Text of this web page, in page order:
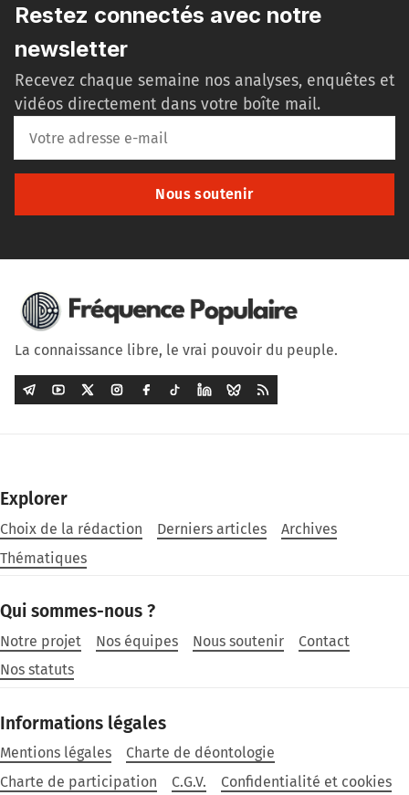
Restez connectés avec notre
newsletter
Recevez chaque semaine nos analyses, enquêtes et
vidéos directement dans votre boîte mail.
Nous soutenir
La connaissance libre, le vrai pouvoir du peuple.
Explorer
Choix de la rédaction Derniers articles
Archives
Thématiques
Qui sommes-nous ?
Notre projet Nos équipes Nous soutenir
Contact
Nos statuts
Informations légales
Mentions légales
Charte de déontologie
Charte de participation
C.G.V. Confidentialité et cookies